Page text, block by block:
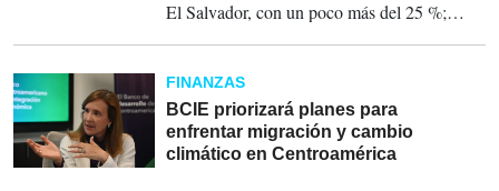
El Salvador, con un poco más del 25 %;
%.
FINANZAS
BCIE priorizará planes para
enfrentar migración y cambio
climático en Centroamérica